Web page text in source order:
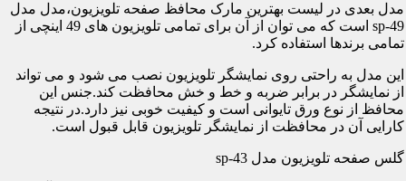
مدل بعدی در لیست بهترین مارک محافظ صفحه تلویزیون،مدل مدل
sp-49 است که می توان از آن برای تمامی تلویزیون های 49 اینچی از
تمامی برندها استفاده کرد.
این مدل به راحتی روی نمایشگر تلویزیون نصب می شود و می تواند
از نمایشگر در برابر ضربه و خط و خش محافظت کند.جنس این
محافظ از نوع ورق تایوانی است و کیفیت خوبی نیز دارد.در نتیجه
کارایی آن در محافظت از نمایشگر تلویزیون قابل قبول است.
گلس صفحه تلویزیون مدل sp-43